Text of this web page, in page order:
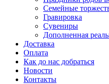
Семейные
Гравировка
Сувениры
Дополненная
Доставка
Оплата
Как до нас добраться
Новости
Контакты